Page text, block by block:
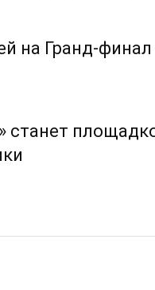
на Гранд-
станет